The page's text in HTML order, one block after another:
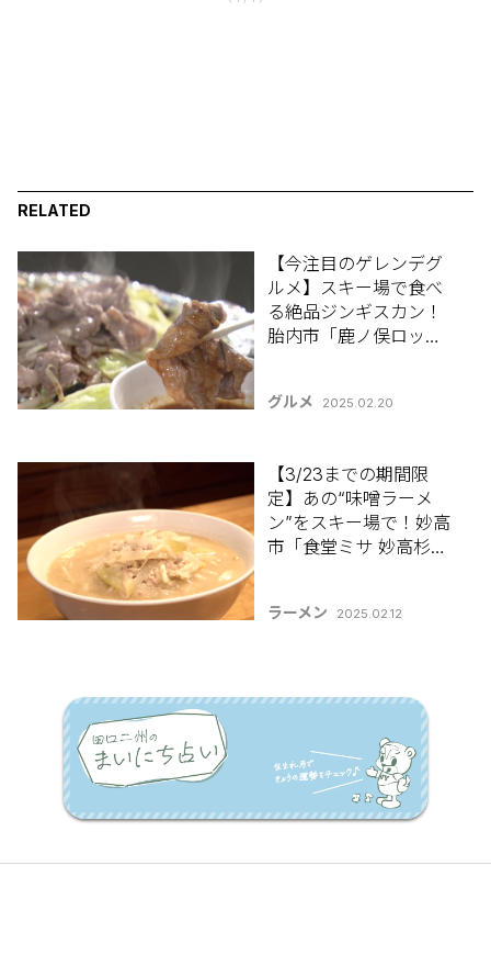
RELATED
【今注目のゲレンデグ
ルメ】スキー場で食べ
る絶品ジンギスカン！
胎内市「鹿ノ俣ロッ
グルメ 2025.02.20
【3/23までの期間限
定】あの“味噌ラーメ
ン”をスキー場で！妙高
市「食堂ミサ 妙高杉ノ
ラーメン 2025.02.12